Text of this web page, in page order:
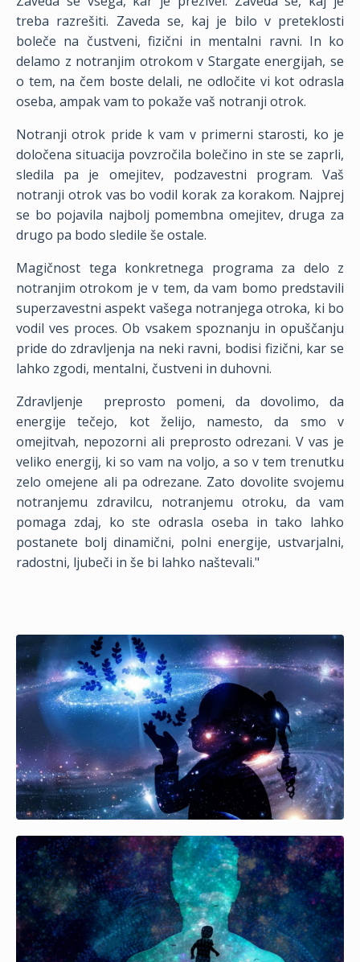
treba razrešiti. Zaveda se, kaj je bilo v preteklosti
boleče na čustveni, fizični in mentalni ravni. In ko
delamo z notranjim otrokom v Stargate energijah, se
o tem, na čem boste delali, ne odločite vi kot odrasla
oseba, ampak vam to pokaže vaš notranji otrok.
Notranji otrok pride k vam v primerni starosti, ko je
določena situacija povzročila bolečino in ste se zaprli,
sledila pa je omejitev, podzavestni program. Vaš
notranji otrok vas bo vodil korak za korakom. Najprej
se bo pojavila najbolj pomembna omejitev, druga za
drugo pa bodo sledile še ostale.
Magičnost tega konkretnega programa za delo z
notranjim otrokom je v tem, da vam bomo predstavili
superzavestni aspekt vašega notranjega otroka, ki bo
vodil ves proces. Ob vsakem spoznanju in opuščanju
pride do zdravljenja na neki ravni, bodisi fizični, kar se
lahko zgodi, mentalni, čustveni in duhovni.
Zdravljenje
preprosto pomeni, da dovolimo, da
energije tečejo, kot želijo, namesto, da smo v
omejitvah, nepozorni ali preprosto odrezani. V vas je
veliko energij, ki so vam na voljo, a so v tem trenutku
zelo omejene ali pa odrezane. Zato dovolite svojemu
notranjemu zdravilcu, notranjemu otroku, da vam
pomaga zdaj, ko ste odrasla oseba in tako lahko
postanete bolj dinamični, polni energije, ustvarjalni,
radostni, ljubeči in še bi lahko naštevali."